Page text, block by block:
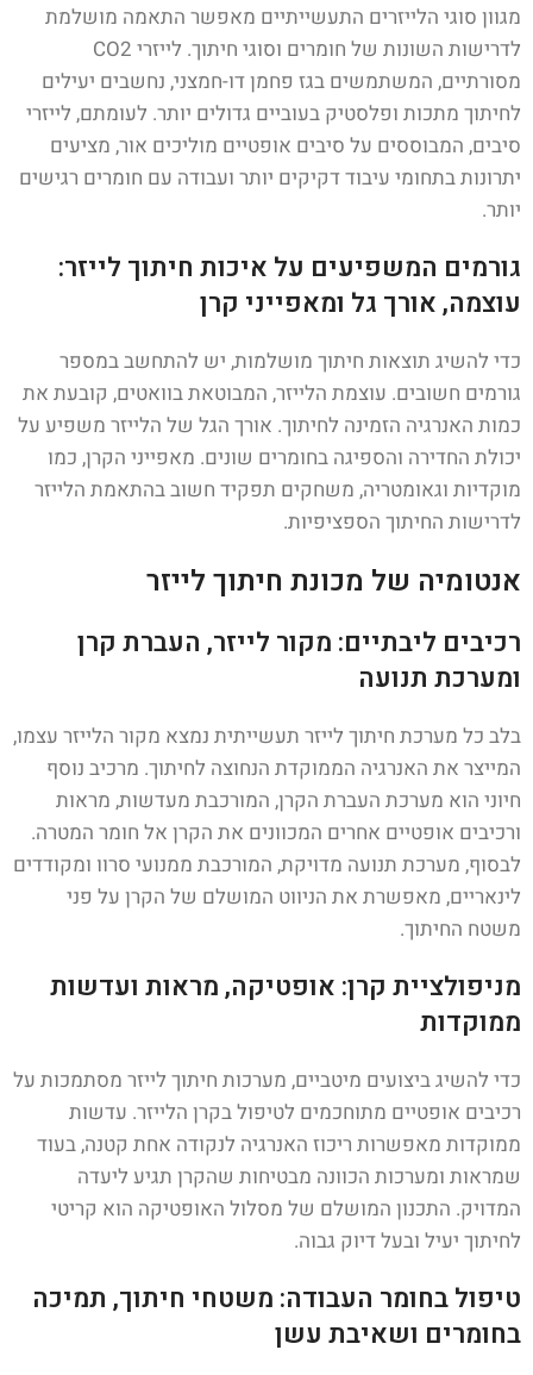
מגוון סוגי הלייזרים התעשייתיים מאפשר התאמה מושלמת
לדרישות השונות של חומרים וסוגי חיתוך. לייזרי CO2
מסורתיים, המשתמשים בגז פחמן דו-חמצני, נחשבים יעילים
לחיתוך מתכות ופלסטיק בעוביים גדולים יותר. לעומתם, לייזרי
סיבים, המבוססים על סיבים אופטיים מוליכים אור, מציעים
יתרונות בתחומי עיבוד דקיקים יותר ועבודה עם חומרים רגישים
יותר.
גורמים המשפיעים על איכות חיתוך לייזר:
עוצמה, אורך גל ומאפייני קרן
כדי להשיג תוצאות חיתוך מושלמות, יש להתחשב במספר
גורמים חשובים. עוצמת הלייזר, המבוטאת בוואטים, קובעת את
כמות האנרגיה הזמינה לחיתוך. אורך הגל של הלייזר משפיע על
יכולת החדירה והספיגה בחומרים שונים. מאפייני הקרן, כמו
מוקדיות וגאומטריה, משחקים תפקיד חשוב בהתאמת הלייזר
לדרישות החיתוך הספציפיות.
אנטומיה של מכונת חיתוך לייזר
רכיבים ליבתיים: מקור לייזר, העברת קרן
ומערכת תנועה
בלב כל מערכת חיתוך לייזר תעשייתית נמצא מקור הלייזר עצמו,
המייצר את האנרגיה הממוקדת הנחוצה לחיתוך. מרכיב נוסף
חיוני הוא מערכת העברת הקרן, המורכבת מעדשות, מראות
ורכיבים אופטיים אחרים המכוונים את הקרן אל חומר המטרה.
לבסוף, מערכת תנועה מדויקת, המורכבת ממנועי סרוו ומקודדים
לינאריים, מאפשרת את הניווט המושלם של הקרן על פני
משטח החיתוך.
מניפולציית קרן: אופטיקה, מראות ועדשות
ממוקדות
כדי להשיג ביצועים מיטביים, מערכות חיתוך לייזר מסתמכות על
רכיבים אופטיים מתוחכמים לטיפול בקרן הלייזר. עדשות
ממוקדות מאפשרות ריכוז האנרגיה לנקודה אחת קטנה, בעוד
שמראות ומערכות הכוונה מבטיחות שהקרן תגיע ליעדה
המדויק. התכנון המושלם של מסלול האופטיקה הוא קריטי
לחיתוך יעיל ובעל דיוק גבוה.
טיפול בחומר העבודה: משטחי חיתוך, תמיכה
בחומרים ושאיבת עשן